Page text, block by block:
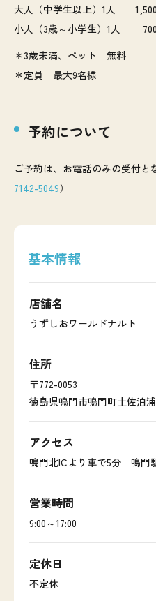
大人（中学生以上）1人
小人（3歳～小学生）1人
＊3歳未満、ペット 無料
＊定員 最大9名様
予約について
ご予約は、お電話のみの受付と
7142-5049）
基本情報
店舗名
うずしおワールドナルト
住所
〒772-0053
徳島県鳴門市鳴門町土佐泊
アクセス
鳴門北ICより車で5分 鳴門
営業時間
9:00～17:00
定休日
不定休